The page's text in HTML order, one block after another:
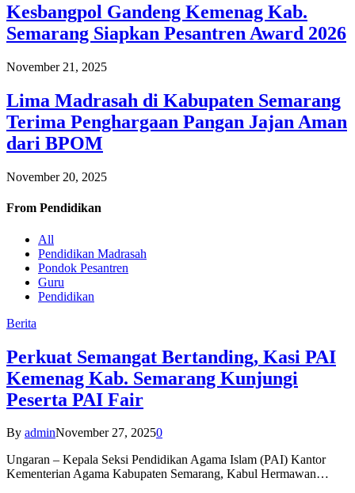
Kesbangpol Gandeng Kemenag Kab.
Semarang Siapkan Pesantren Award 2026
November 21, 2025
Lima Madrasah di Kabupaten Semarang
Terima Penghargaan Pangan Jajan Aman
dari BPOM
November 20, 2025
From Pendidikan
All
Pendidikan Madrasah
Pondok Pesantren
Guru
Pendidikan
Berita
Perkuat Semangat Bertanding, Kasi PAI
Kemenag Kab. Semarang Kunjungi
Peserta PAI Fair
By adminNovember 27, 20250
Ungaran – Kepala Seksi Pendidikan Agama Islam (PAI) Kantor
Kementerian Agama Kabupaten Semarang, Kabul Hermawan…